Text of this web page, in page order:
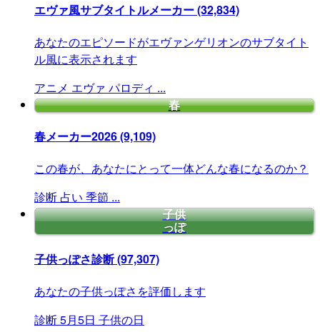
エヴァ風サブタイトルメーカー(32,834)
あなたのエピソードがエヴァンゲリオンのサブタイト
ル風に表示されます
アニメ エヴァ パロディ ...
春
春メーカー2026(9,109)
この春が、あなたにとって一体どんな春になるのか？
診断 占い 季節 ...
子供
っぽ
子供っぽさ診断(97,307)
あなたの子供っぽさを評価します
診断5月5日 子供の日